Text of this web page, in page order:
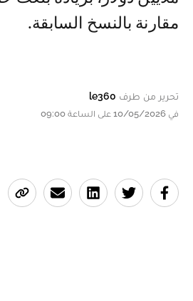
مقارنة بالنسخ السابقة.
تحرير من طرف le360
في 10/05/2026 على الساعة 09:00